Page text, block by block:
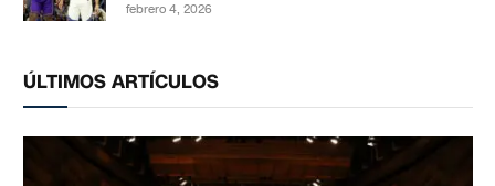
febrero 4, 2026
ÚLTIMOS ARTÍCULOS